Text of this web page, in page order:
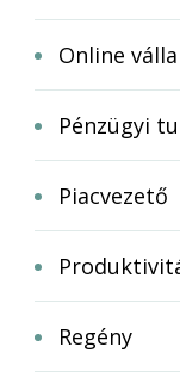
Online
Pénzügyi
Piacvezető
Regény